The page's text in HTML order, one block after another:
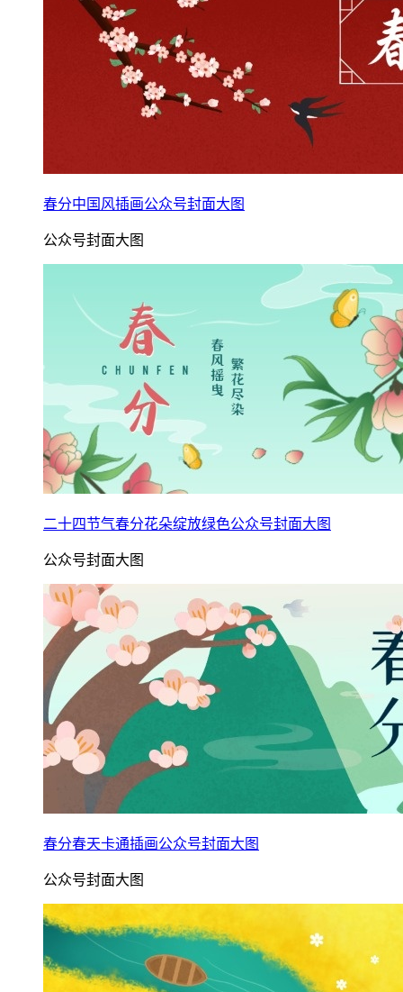
春分中国风插画公众号封面大图
公众号封面大图
二十四节气春分花朵绽放绿色公众号封面大图
公众号封面大图
春分春天卡通插画公众号封面大图
公众号封面大图